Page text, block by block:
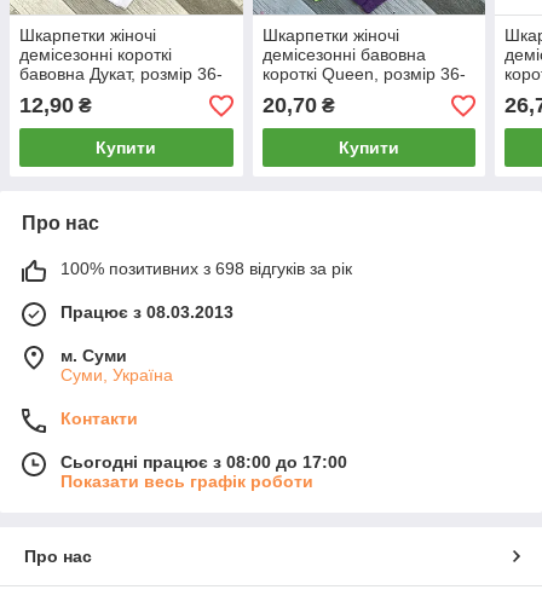
Шкарпетки жіночі
демісезонні короткі
бавовна Дукат, розмір 36-
40, асорті, 145
12,90 ₴
Купити
Шкарпетки жіночі
демісезонні бавовна
короткі Queen, розмір 36-
40, асорті, 3613
20,70₴
Купити
027,
027
Про нас
100% позитивних з 698 відгуків за рік
Працює з 08.03.2013
м. Суми
Суми, Україна
Контакти
Сьогодні працює з 08:00 до 17:00
Показати весь графік роботи
Про нас